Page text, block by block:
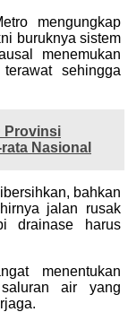
mengungkap
buruknya sistem
menemukan
sehingga
Provinsi
Nasional
bahkan
jalan rusak
drainase harus
menentukan
air yang